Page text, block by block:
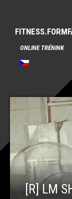
Přeskočit
na
obsah
ONLINE TRÉNINK
[R] LM